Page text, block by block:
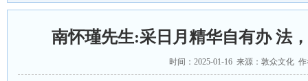
南怀瑾先生:采日月精华自有办 法
时间：2025-01-16 来源：敦众文化